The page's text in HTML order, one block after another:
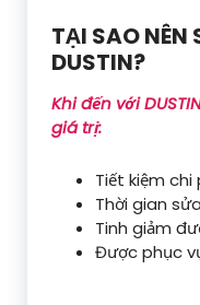
TẠI SAO
DUSTIN?
Khi đến với
giá trị:
Tiết kiệm chi
Thời gian
Tinh giảm
Được phục